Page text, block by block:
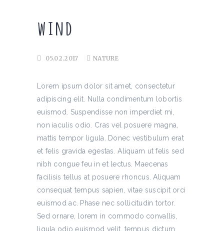
wind
05.02.2017 NATURE
Lorem ipsum dolor sit amet, consectetur
adipiscing elit. Nulla condimentum lobortis
euismod. Suspendisse non imperdiet mi,
non iaculis odio. Cras vel posuere magna,
mattis tempor ligula. Donec vestibulum erat
et felis gravida egestas. Aliquam ut felis sed
nibh congue feu in et lectus. Maecenas
facilisis tellus at posuere rhoncus. Aliquam
consequat tempus sapien, vitae suscipit orci
euismod ac. Phase nec sollicitudin tortor.
Sed ornare, lorem in commodo convallis,
ligula odio euismod velit, tempus dictum